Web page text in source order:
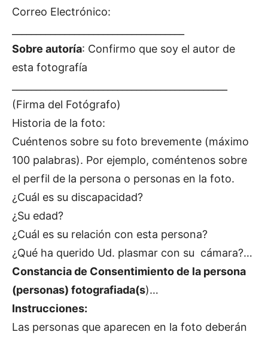
Correo Electrónico:
Sobre autoría: Confirmo que soy el autor de
esta fotografía
(Firma del Fotógrafo)
Historia de la foto:
Cuéntenos sobre su foto brevemente (máximo
100 palabras). Por ejemplo, coméntenos sobre
el perfil de la persona o personas en la foto.
¿Cuál es su discapacidad?
¿Su edad?
¿Cuál es su relación con esta persona?
¿Qué ha querido Ud. plasmar con su cámara?…
Constancia de Consentimiento de la persona
(personas) fotografiada(s)…
Instrucciones:
Las personas que aparecen en la foto deberán